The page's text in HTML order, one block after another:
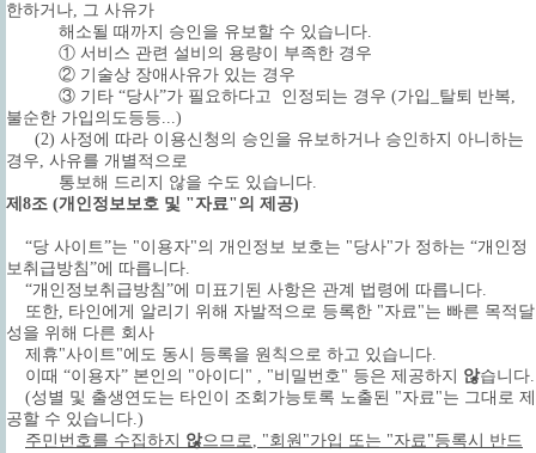
한하거나, 그 사유가
해소될 때까지 승인을 유보할 수 있습니다.
① 서비스 관련 설비의 용량이 부족한 경우
② 기술상 장애사유가 있는 경우
③ 기타 “당사”가 필요하다고 인정되는 경우 (가입_탈퇴 반복,
불순한 가입의도등등...)
(2) 사정에 따라 이용신청의 승인을 유보하거나 승인하지 아니하는
경우, 사유를 개별적으로
통보해 드리지 않을 수도 있습니다.
제8조 (개인정보보호 및 "자료"의 제공)
“당 사이트”는 "이용자"의 개인정보 보호는 "당사"가 정하는 “개인정
보취급방침”에 따릅니다.
“개인정보취급방침”에 미표기된 사항은 관계 법령에 따릅니다.
또한, 타인에게 알리기 위해 자발적으로 등록한 "자료"는 빠른 목적달
성을 위해 다른 회사
제휴"사이트"에도 동시 등록을 원칙으로 하고 있습니다.
이때 “이용자” 본인의 "아이디" , "비밀번호" 등은 제공하지 않습니다.
(성별 및 출생연도는 타인이 조회가능토록 노출된 "자료"는 그대로 제
공할 수 있습니다.)
주민번호를 수집하지 않으므로, "회원"가입 또는 "자료"등록시 반드